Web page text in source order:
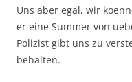
Uns aber egal, wir
er eine Summer von
Polizist gibt uns zu
behalten.